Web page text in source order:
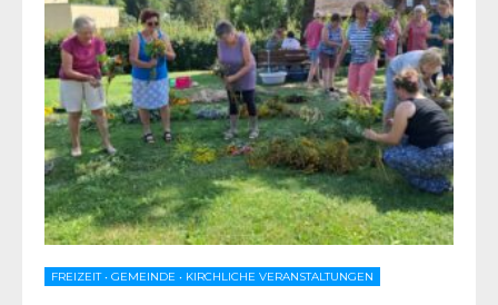
FREIZEIT• GEMEINDE • KIRCHLICHE VERANSTALTUNGEN